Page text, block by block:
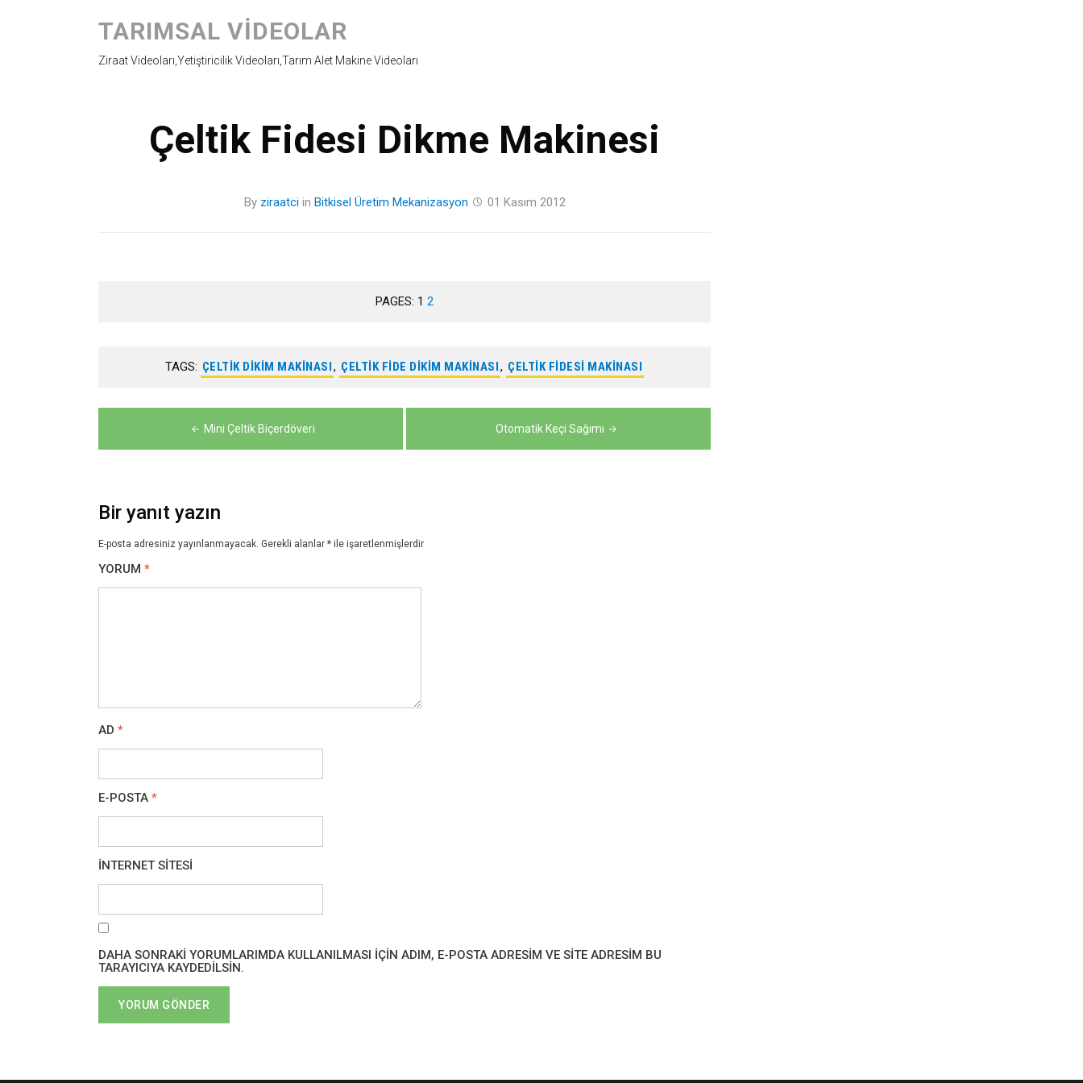
TARIMSAL VIDEOLAR
Ziraat Videoları,Yetiştiricilik Videoları,Tarım Alet Makine Videoları
Çeltik Fidesi Dikme Makinesi
By ziraatciin Bitkisel Üretim Mekanizasyon 01 Kasım 2012
PAGES: 1 2
TAGS: ÇELTIK DIKIM MAKINASI, ÇELTIK FIDE DIKIM MAKINASI, ÇELTIK FIDESI MAKINASI
gezinmesi
Mini Çeltik Biçerdöveri Otomatik Keçi Sağımı
Bir yanıt yazın
E-posta adresiniz yayınlanmayacak. Gerekli alanlar * ile işaretlenmişlerdir
YORUM *
AD *
E-POSTA *
İNTERNET SITESI
DAHA SONRAKI YORUMLARIMDA KULLANILMASI IÇIN ADIM, E-POSTA ADRESIM VE SITE ADRESIM BU
TARAYICIYA KAYDEDILSIN.